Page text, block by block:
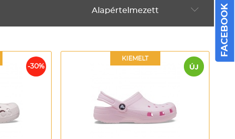
Alapértelmezett
Alapértelmezett
ABC szerint növekvő
Ár szerint növekvő
Ár szerint csökkenő
-30%
KIEMELT
FACEBOOK